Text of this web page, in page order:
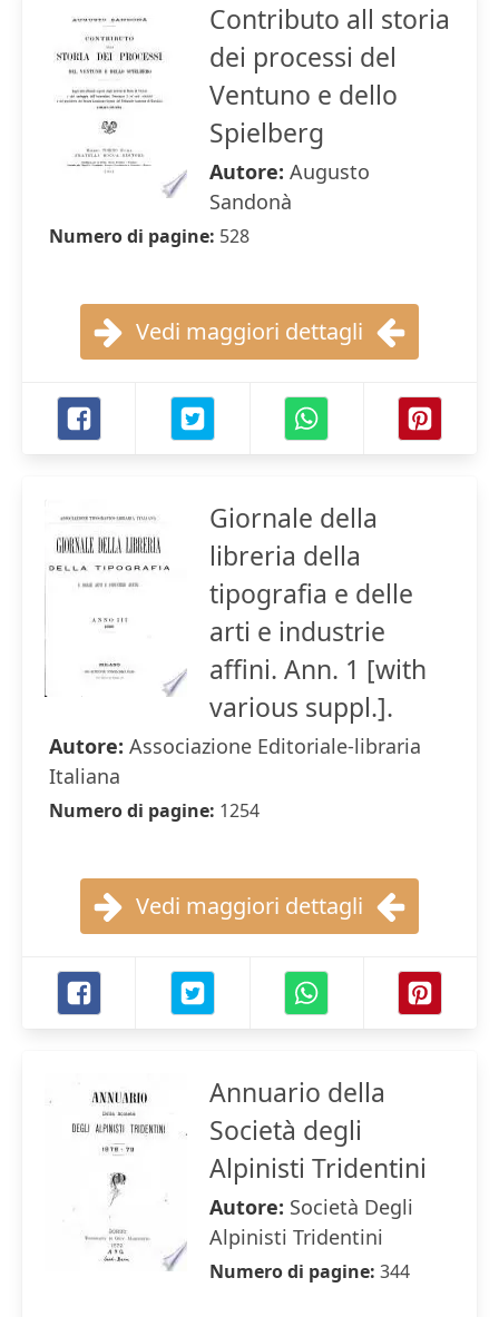
Contributo all storia
dei processi del
Ventuno e dello
Spielberg
Autore: Augusto
Sandonà
Numero di pagine: 528
Vedi maggiori dettagli
Giornale della
libreria della
tipografia e delle
arti e industrie
affini. Ann. 1 [with
various suppl.].
Autore: Associazione Editoriale-libraria
Italiana
Numero di pagine: 1254
Vedi maggiori dettagli
Annuario della
Società degli
Alpinisti Tridentini
Autore: Società Degli
Alpinisti Tridentini
Numero di pagine: 344